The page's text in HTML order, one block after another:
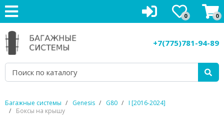
0 0
+7(775)781-94-89
Багажные системы Genesis G80
I [2016-2024]
Боксы на крышу
Багажники на крышу
Рейлинги на крышу
Боксы на крышу
Велокрепления